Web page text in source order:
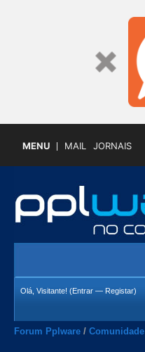
MENU MAIL JORNAIS
Olá, Visitante! (Entrar — Registar)
Forum Pplware / Comunidade